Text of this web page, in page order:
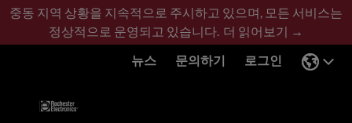
기
콘
바
글
중동 지역 상황을 지속적으로 주시하고 있으며, 모든 서비스는
정상적으로 운영되고 있습니다. 더 읽어보기 →
뉴스
문의하기 로그인